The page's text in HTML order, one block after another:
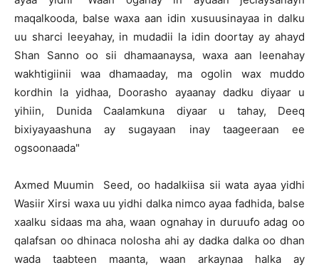
maqalkooda, balse waxa aan idin xusuusinayaa in dalku
uu sharci leeyahay, in mudadii la idin doortay ay ahayd
Shan Sanno oo sii dhamaanaysa, waxa aan leenahay
wakhtigiinii waa dhamaaday, ma ogolin wax muddo
kordhin la yidhaa, Doorasho ayaanay dadku diyaar u
yihiin, Dunida Caalamkuna diyaar u tahay, Deeq
bixiyayaashuna ay sugayaan inay taageeraan ee
ogsoonaada"
Axmed Muumin Seed, oo hadalkiisa sii wata ayaa yidhi
Wasiir Xirsi waxa uu yidhi dalka nimco ayaa fadhida, balse
xaalku sidaas ma aha, waan ognahay in duruufo adag oo
qalafsan oo dhinaca nolosha ahi ay dadka dalka oo dhan
wada taabteen maanta, waan arkaynaa halka ay